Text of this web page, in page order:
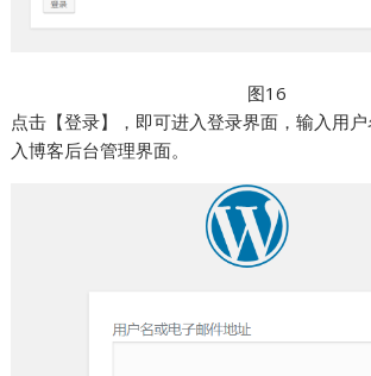
图16
点击【登录】，即可进入登录界面，输入用
入博客后台管理界面。